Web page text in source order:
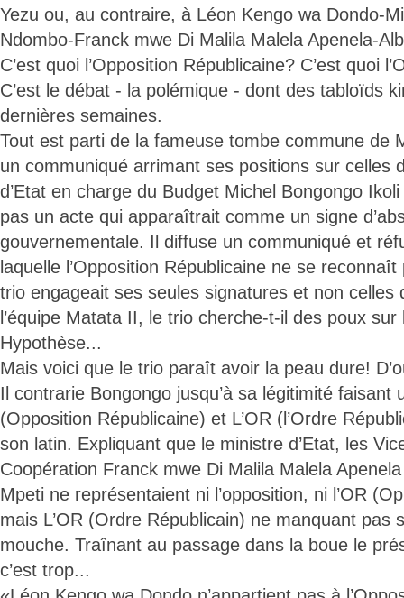
Yezu ou, au contraire, à Léon Kengo wa Dondo-
Ndombo-Franck mwe Di Malila Malela Apenela-
C’est quoi l’Opposition Républicaine? C’est quoi
C’est le débat - la polémique - dont des tabloïds
dernières semaines.
Tout est parti de la fameuse tombe commune de
un communiqué arrimant ses positions sur celles
d’Etat en charge du Budget Michel Bongongo Ikoli
pas un acte qui apparaîtrait comme un signe
gouvernementale. Il diffuse un communiqué et
laquelle l’Opposition Républicaine ne se
trio engageait ses seules signatures et non celles
l’équipe Matata II, le trio cherche-t-il des poux
Hypothèse...
Mais voici que le trio paraît avoir la peau dure!
Il contrarie Bongongo jusqu’à sa légitimité faisant
(Opposition Républicaine) et L’OR (l’Ordre
son latin. Expliquant que le ministre d’Etat, les
Coopération Franck mwe Di Malila Malela
Mpeti ne représentaient ni l’opposition, ni l’OR
mais L’OR (Ordre Républicain) ne manquant pas
mouche. Traînant au passage dans la boue le
c’est trop...